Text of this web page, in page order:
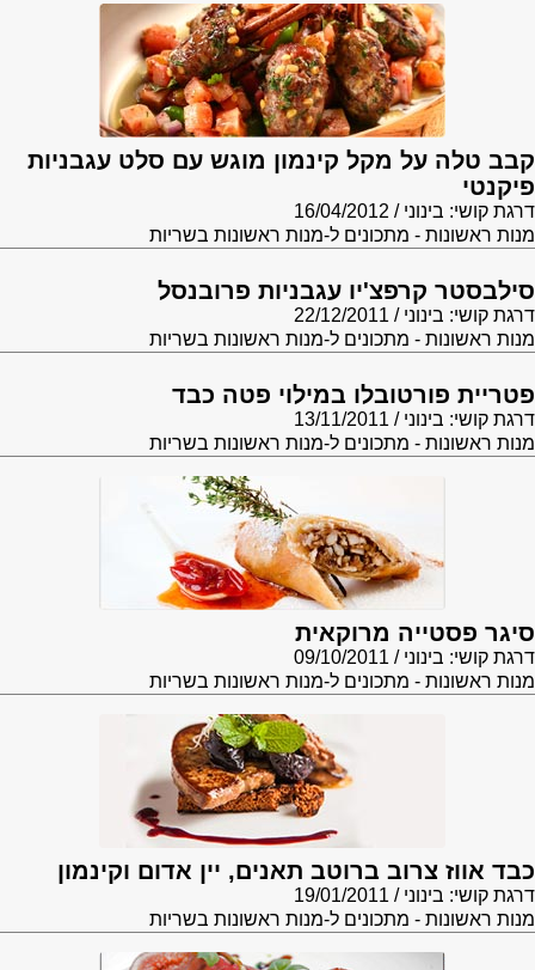
קבב טלה על מקל קינמון מוגש עם סלט עגבניות
פיקנטי
דרגת קושי: בינוני
16/04/2012
מנות ראשונות - מתכונים ל-מנות ראשונות בשריות
סילבסטר קרפצ'יו עגבניות פרובנסל
דרגת קושי: בינוני
22/12/2011
מנות ראשונות - מתכונים ל-מנות ראשונות בשריות
פטריית פורטובלו במילוי פטה כבד
דרגת קושי: בינוני
13/11/2011
מנות ראשונות - מתכונים ל-מנות ראשונות בשריות
סיגר פסטייה מרוקאית
דרגת קושי: בינוני
09/10/2011
מנות ראשונות - מתכונים ל-מנות ראשונות בשריות
כבד אווז צרוב ברוטב תאנים, יין אדום וקינמון
דרגת קושי: בינוני
19/01/2011
מנות ראשונות - מתכונים ל-מנות ראשונות בשריות